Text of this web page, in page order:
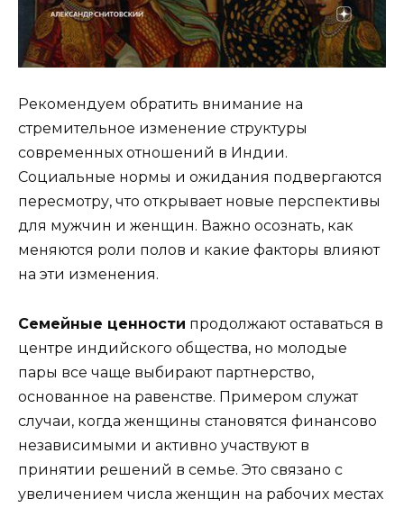
Рекомендуем обратить внимание на
стремительное изменение структуры
современных отношений в Индии.
Социальные нормы и ожидания подвергаются
пересмотру, что открывает новые перспективы
для мужчин и женщин. Важно осознать, как
меняются роли полов и какие факторы влияют
на эти изменения.
Семейные ценности продолжают оставаться в
центре индийского общества, но молодые
пары все чаще выбирают партнерство,
основанное на равенстве. Примером служат
случаи, когда женщины становятся финансово
независимыми и активно участвуют в
принятии решений в семье. Это связано с
увеличением числа женщин на рабочих местах